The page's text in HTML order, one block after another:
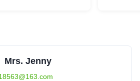
Mrs. Jenny